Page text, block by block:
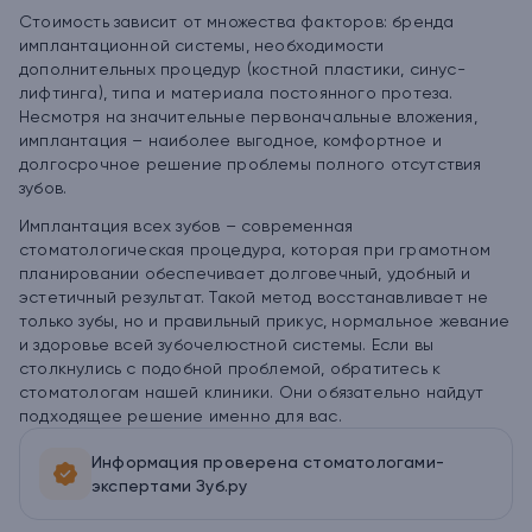
Стоимость зависит от множества факторов: бренда
имплантационной системы, необходимости
дополнительных процедур (костной пластики, синус-
лифтинга), типа и материала постоянного протеза.
Несмотря на значительные первоначальные вложения,
имплантация – наиболее выгодное, комфортное и
долгосрочное решение проблемы полного отсутствия
зубов.
Имплантация всех зубов – современная
стоматологическая процедура, которая при грамотном
планировании обеспечивает долговечный, удобный и
эстетичный результат. Такой метод восстанавливает не
только зубы, но и правильный прикус, нормальное жевание
и здоровье всей зубочелюстной системы. Если вы
столкнулись с подобной проблемой, обратитесь к
стоматологам нашей клиники. Они обязательно найдут
подходящее решение именно для вас.
Информация проверена стоматологами-
экспертами Зуб.ру